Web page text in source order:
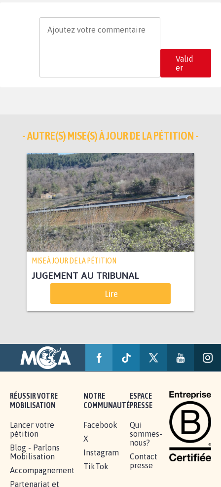
Valid
er
- AUTRE(S) MISE(S) À JOUR DE LA PÉTITION -
MISE À JOUR DE LA PÉTITION
JUGEMENT AU TRIBUNAL
Lire
RÉUSSIR VOTRE
MOBILISATION
Lancer votre
pétition
Blog - Parlons
Mobilisation
Accompagnement
Partenariat et
NOTRE
COMMUNAUTÉ
Facebook
X
Instagram
TikTok
ESPACE
PRESSE
Qui
sommes-
nous?
Contact
presse